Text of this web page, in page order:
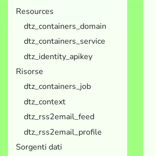
Resources
dtz_containers_domain
dtz_containers_service
dtz_identity_apikey
Risorse
dtz_containers_job
dtz_context
dtz_rss2email_feed
dtz_rss2email_profile
Sorgenti dati